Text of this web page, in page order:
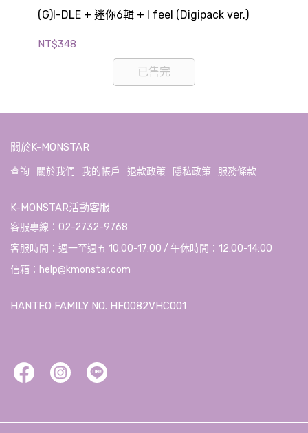
(G)I-DLE + 迷你6輯 + I feel (Digipack ver.)
NT$348
已售完
關於K-MONSTAR
查詢 關於我們 我的帳戶 退款政策 隱私政策 服務條款
K-MONSTAR活動客服
客服專線：02-2732-9768
客服時間：週一至週五 10:00-17:00 / 午休時間：12:00-14:00
信箱：help@kmonstar.com
HANTEO FAMILY NO. HF0082VHC001